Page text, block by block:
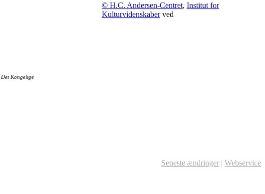
Det Kongelige
© H.C. Andersen-Centret, Institut for
Kulturvidenskaberved
Seneste ændringer | Webservice